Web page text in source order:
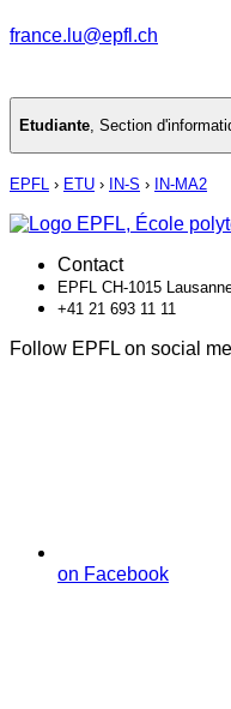
france.lu@epfl.ch
Etudiante, Section
EPFL › ETU › IN-S › IN-MA2
Contact
EPFL CH-1015
+41 21 693 11 11
Follow EPFL on social
on Facebook